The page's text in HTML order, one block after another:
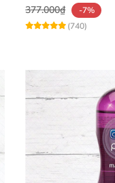
377.000₫
-7%
(740)